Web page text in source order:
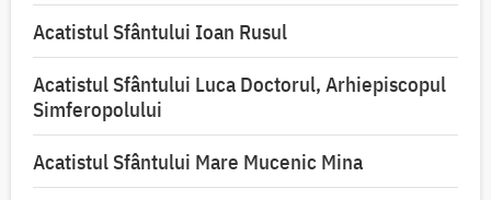
Acatistul Sfântului Ioan Rusul
Acatistul Sfântului Luca Doctorul, Arhiepiscopul
Simferopolului
Acatistul Sfântului Mare Mucenic Mina